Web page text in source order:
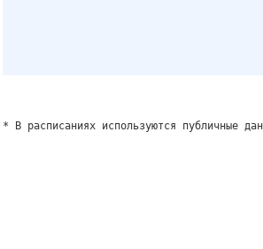
* В расписаниях используются публичные